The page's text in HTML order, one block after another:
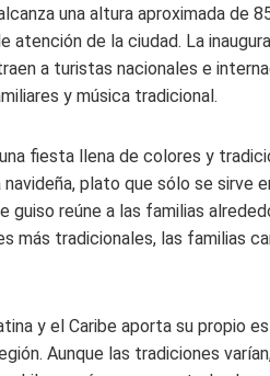
una altura aproximada de
atención de la ciudad. La
a turistas nacionales e
y música tradicional.
fiesta llena de colores y
plato que sólo se sirve
guiso reúne a las familias
más tradicionales, las familias
y el Caribe aporta su propio
Aunque las tradiciones